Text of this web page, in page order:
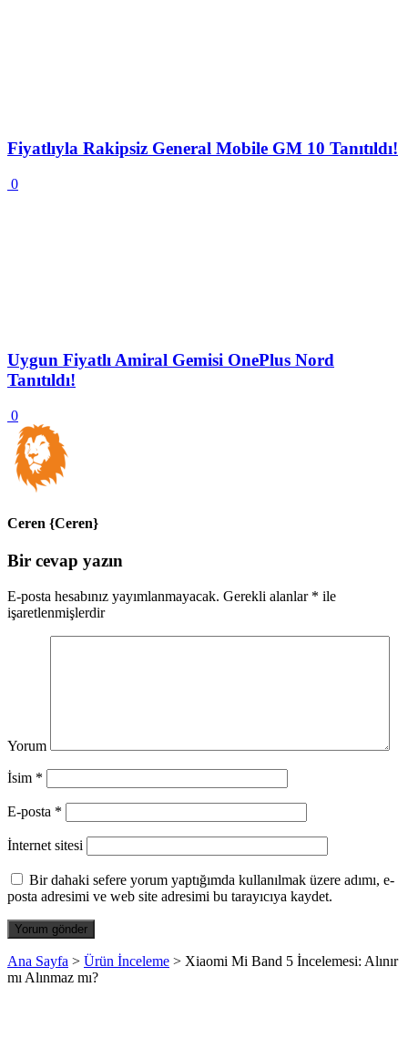
Fiyatlıyla Rakipsiz General Mobile GM 10 Tanıtıldı!
0
Uygun Fiyatlı Amiral Gemisi OnePlus Nord
Tanıtıldı!
0
Ceren {Ceren}
Bir cevap yazın
E-posta hesabınız yayımlanmayacak. Gerekli alanlar * ile
işaretlenmişlerdir
Yorum
İsim *
E-posta *
İnternet sitesi
Bir dahaki sefere yorum yaptığımda kullanılmak üzere adımı, e-
posta adresimi ve web site adresimi bu tarayıcıya kaydet.
Ana Sayfa > Ürün İnceleme > Xiaomi Mi Band 5 İncelemesi: Alınır
mı Alınmaz mı?